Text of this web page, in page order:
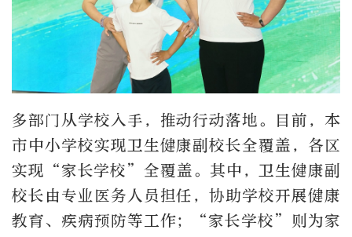
多部门从学校入手，推动行动落地。目前，本
市中小学校实现卫生健康副校长全覆盖，各区
实现“家长学校”全覆盖。其中，卫生健康副
校长由专业医务人员担任，协助学校开展健康
教育、疾病预防等工作；“家长学校”则为家